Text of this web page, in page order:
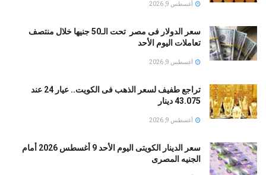
أغسطس 9, 2026
سعر الدولار فى مصر تحت الـ50 جنيها خلال منتصف
تعاملات اليوم الأحد
أغسطس 9, 2026
تراجع طفيف لسعر الذهب فى الكويت.. عيار 24 عند
43.075 دينار
أغسطس 9, 2026
سعر الدينار الكويتى اليوم الأحد 9 أغسطس 2026 أمام
الجنيه المصرى